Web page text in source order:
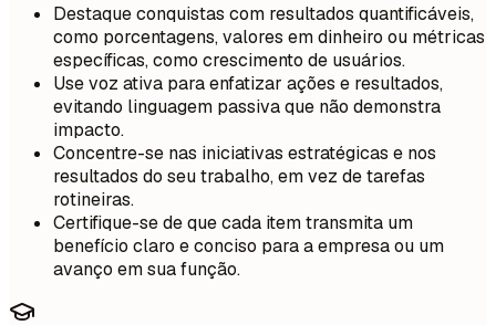
Destaque conquistas com resultados quantificáveis,
como porcentagens, valores em dinheiro ou métricas
específicas, como crescimento de usuários.
Use voz ativa para enfatizar ações e resultados,
evitando linguagem passiva que não demonstra
impacto.
Concentre-se nas iniciativas estratégicas e nos
resultados do seu trabalho, em vez de tarefas
rotineiras.
Certifique-se de que cada item transmita um
benefício claro e conciso para a empresa ou um
avanço em sua função.